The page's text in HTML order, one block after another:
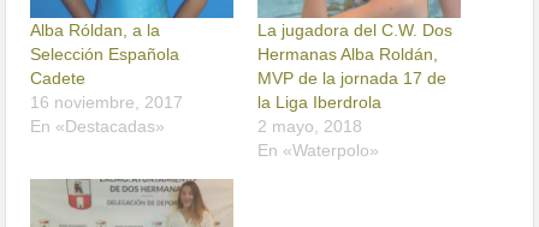
Alba Róldan, a la
Selección Española
Cadete
16 noviembre, 2017
En «Destacadas»
La jugadora del C.W. Dos
Hermanas Alba Roldán,
MVP de la jornada 17 de
la Liga Iberdrola
2 mayo, 2018
En «Waterpolo»